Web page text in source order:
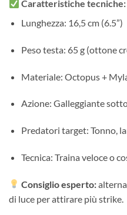
Caratteristiche tecniche:
Lunghezza: 16,5 cm (6.5”)
Peso testa: 65 g (ottone
Materiale: Octopus +
Azione: Galleggiante
Predatori target: Tonno,
Tecnica: Traina veloce o
Consiglio esperto:
di luce per attirare più strike.